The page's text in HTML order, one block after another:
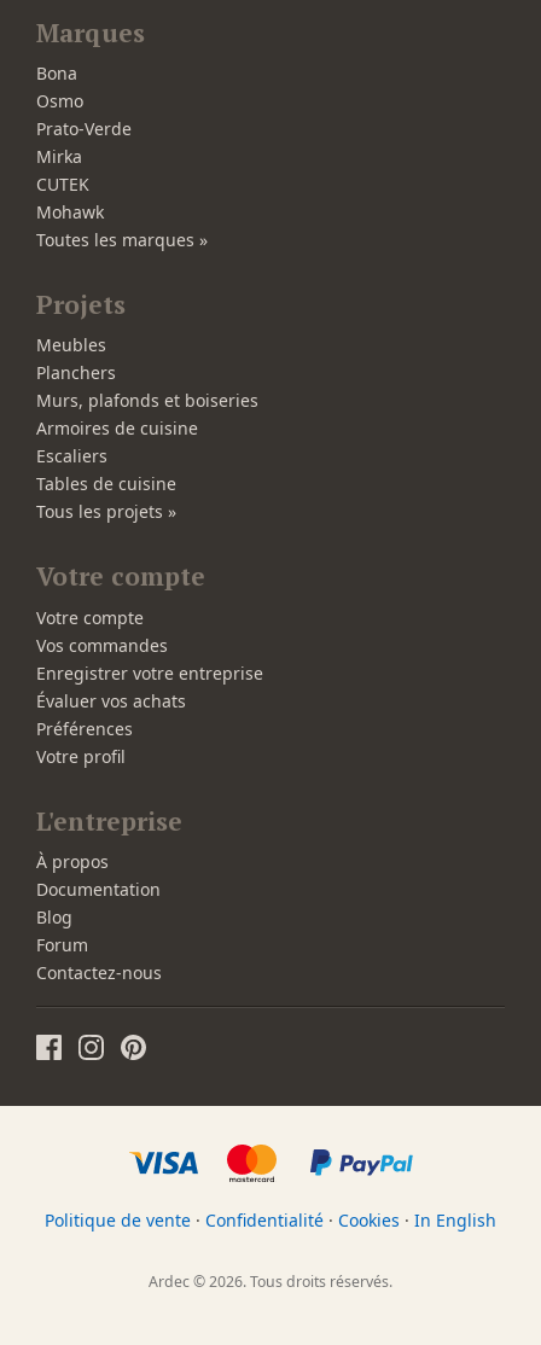
Marques
Bona
Osmo
Prato-Verde
Mirka
CUTEK
Mohawk
Toutes les marques »
Projets
Meubles
Planchers
Murs, plafonds et boiseries
Armoires de cuisine
Escaliers
Tables de cuisine
Tous les projets »
Votre compte
Votre compte
Vos commandes
Enregistrer votre entreprise
Évaluer vos achats
Préférences
Votre profil
L'entreprise
À propos
Documentation
Blog
Forum
Contactez-nous
Politique de vente · Confidentialité · Cookies · In English
Ardec © 2026. Tous droits réservés.